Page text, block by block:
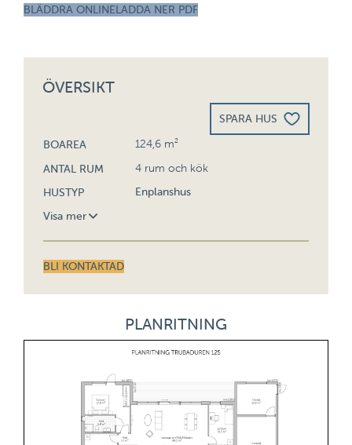
BLÄDDRA ONLINELADDA NER PDF
ÖVERSIKT
SPARA HUS
BOAREA
124,6 m²
ANTAL RUM
4 rum och kök
HUSTYP
Enplanshus
Visa mer
BYGGYTA
ÖPPENAREA 49,2 m²
BYGGNADSHÖJD 3,347 m
NOCKHÖJD 5,514 m
14,1 m²
BLI KONTAKTAD
PLANRITNING